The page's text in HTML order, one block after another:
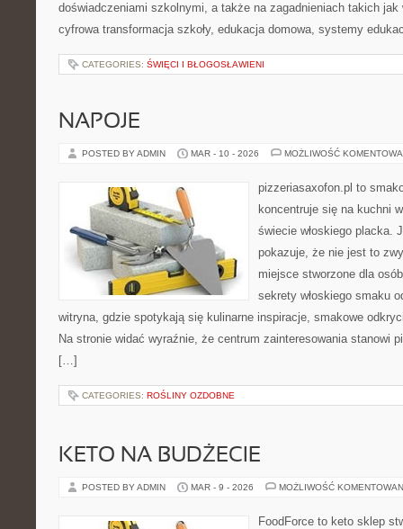
doświadczeniami szkolnymi, a także na zagadnieniach takich jak
cyfrowa transformacja szkoły, edukacja domowa, systemy
CATEGORIES: ŚWIĘCI I BŁOGOSŁAWIENI
NAPOJE
POSTED BY ADMIN MAR - 10 - 2026 MOŻLIWOŚĆ
pizzeriasaxofon.pl to
koncentruje się na kuchni
świecie włoskiego placka.
pokazuje, że nie jest to
miejsce stworzone dla
sekrety włoskiego smaku
witryna, gdzie spotykają się kulinarne inspiracje, smakowe
Na stronie widać wyraźnie, że centrum zainteresowania stanowi
[…]
CATEGORIES: ROŚLINY OZDOBNE
KETO NA BUDŻECIE
POSTED BY ADMIN MAR - 9 - 2026 MOŻLIWOŚĆ
FoodForce to keto sklep